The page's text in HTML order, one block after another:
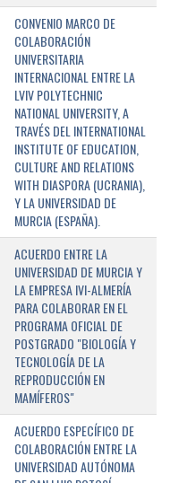
CONVENIO MARCO DE
COLABORACIÓN
UNIVERSITARIA
INTERNACIONAL ENTRE LA
LVIV POLYTECHNIC
NATIONAL UNIVERSITY, A
TRAVÉS DEL INTERNATIONAL
INSTITUTE OF EDUCATION,
CULTURE AND RELATIONS
WITH DIASPORA (UCRANIA),
Y LA UNIVERSIDAD DE
MURCIA (ESPAÑA).
ACUERDO ENTRE LA
UNIVERSIDAD DE MURCIA Y
LA EMPRESA IVI-ALMERÍA
PARA COLABORAR EN EL
PROGRAMA OFICIAL DE
POSTGRADO "BIOLOGÍA Y
TECNOLOGÍA DE LA
REPRODUCCIÓN EN
MAMÍFEROS"
ACUERDO ESPECÍFICO DE
COLABORACIÓN ENTRE LA
UNIVERSIDAD AUTÓNOMA